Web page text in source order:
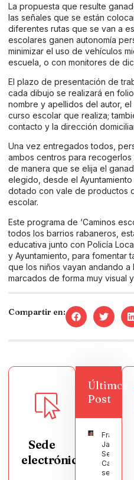
La propuesta que resulte
las señales que se están
diferentes rutas que se van a
escolares ganen autonomía
minimizar el uso de vehículos
escuela, o con monitores de
El plazo de presentación de
cada dibujo se realizará en
nombre y apellidos del autor,
curso escolar que realiza;
contacto y la dirección
Una vez entregados todos,
ambos centros para
de manera que se elija el
elegido, desde el
dotado con vale de productos
escolar.
Este programa de ‘Caminos
todos los barrios rabaneros,
educativa junto con Policía
y Ayuntamiento, para fomentar
que los niños vayan andando
marcados de forma muy visual
Compartir en:
Sede
electrónica
Últimos
Post
Francisco
Javier
Segura
será el